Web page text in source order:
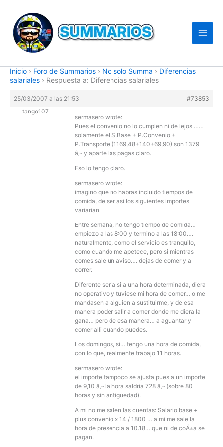
contenido
Inicio › Foro de Summarios › No solo Summa › Diferencias
salariales › Respuesta a: Diferencias salariales
25/03/2007 a las 21:53
#73853
tango107
sermasero wrote:
Pues el convenio no lo cumplen ni de lejos ……
solamente el S.Base + P.Convenio +
P.Transporte (1169,48+140+69,90) son 1379
â‚¬ y aparte las pagas claro.
Eso lo tengo claro.
sermasero wrote:
imagino que no habras incluido tiempos de
comida, de ser asi los siguientes importes
variarian
Entre semana, no tengo tiempo de comida…
empiezo a las 8:00 y termino a las 18:00….
naturalmente, como el servicio es tranquilo,
como cuando me apetece, pero si mientras
comes sale un aviso…. dejas de comer y a
correr.
Diferente seria si a una hora determinada, diera
no operativo y tuviese mi hora de comer… o me
mandasen a alguien a sustituirme, y de esa
manera poder salir a comer donde me diera la
gana… pero de esa manera… a aguantar y
comer alli cuando puedes.
Los domingos, si… tengo una hora de comida,
con lo que, realmente trabajo 11 horas.
sermasero wrote:
el importe tampoco se ajusta pues a un importe
de 9,10 â‚¬ la hora saldria 728 â‚¬ (sobre 80
horas y sin antiguedad).
A mi no me salen las cuentas: Salario base +
plus convenio x 14 / 1800 … a mi me sale la
hora de presencia a 10.18… que ni de coÃ±a se
pagan.